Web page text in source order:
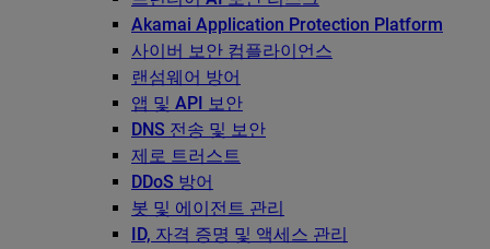
Akamai Application Protection Platform
사이버 보안 컴플라이언스
랜섬웨어 방어
앱 및 API 보안
DNS 전송 및 보안
제로 트러스트
DDoS 방어
봇 및 에이전트 관리
ID, 자격 증명 및 액세스 관리